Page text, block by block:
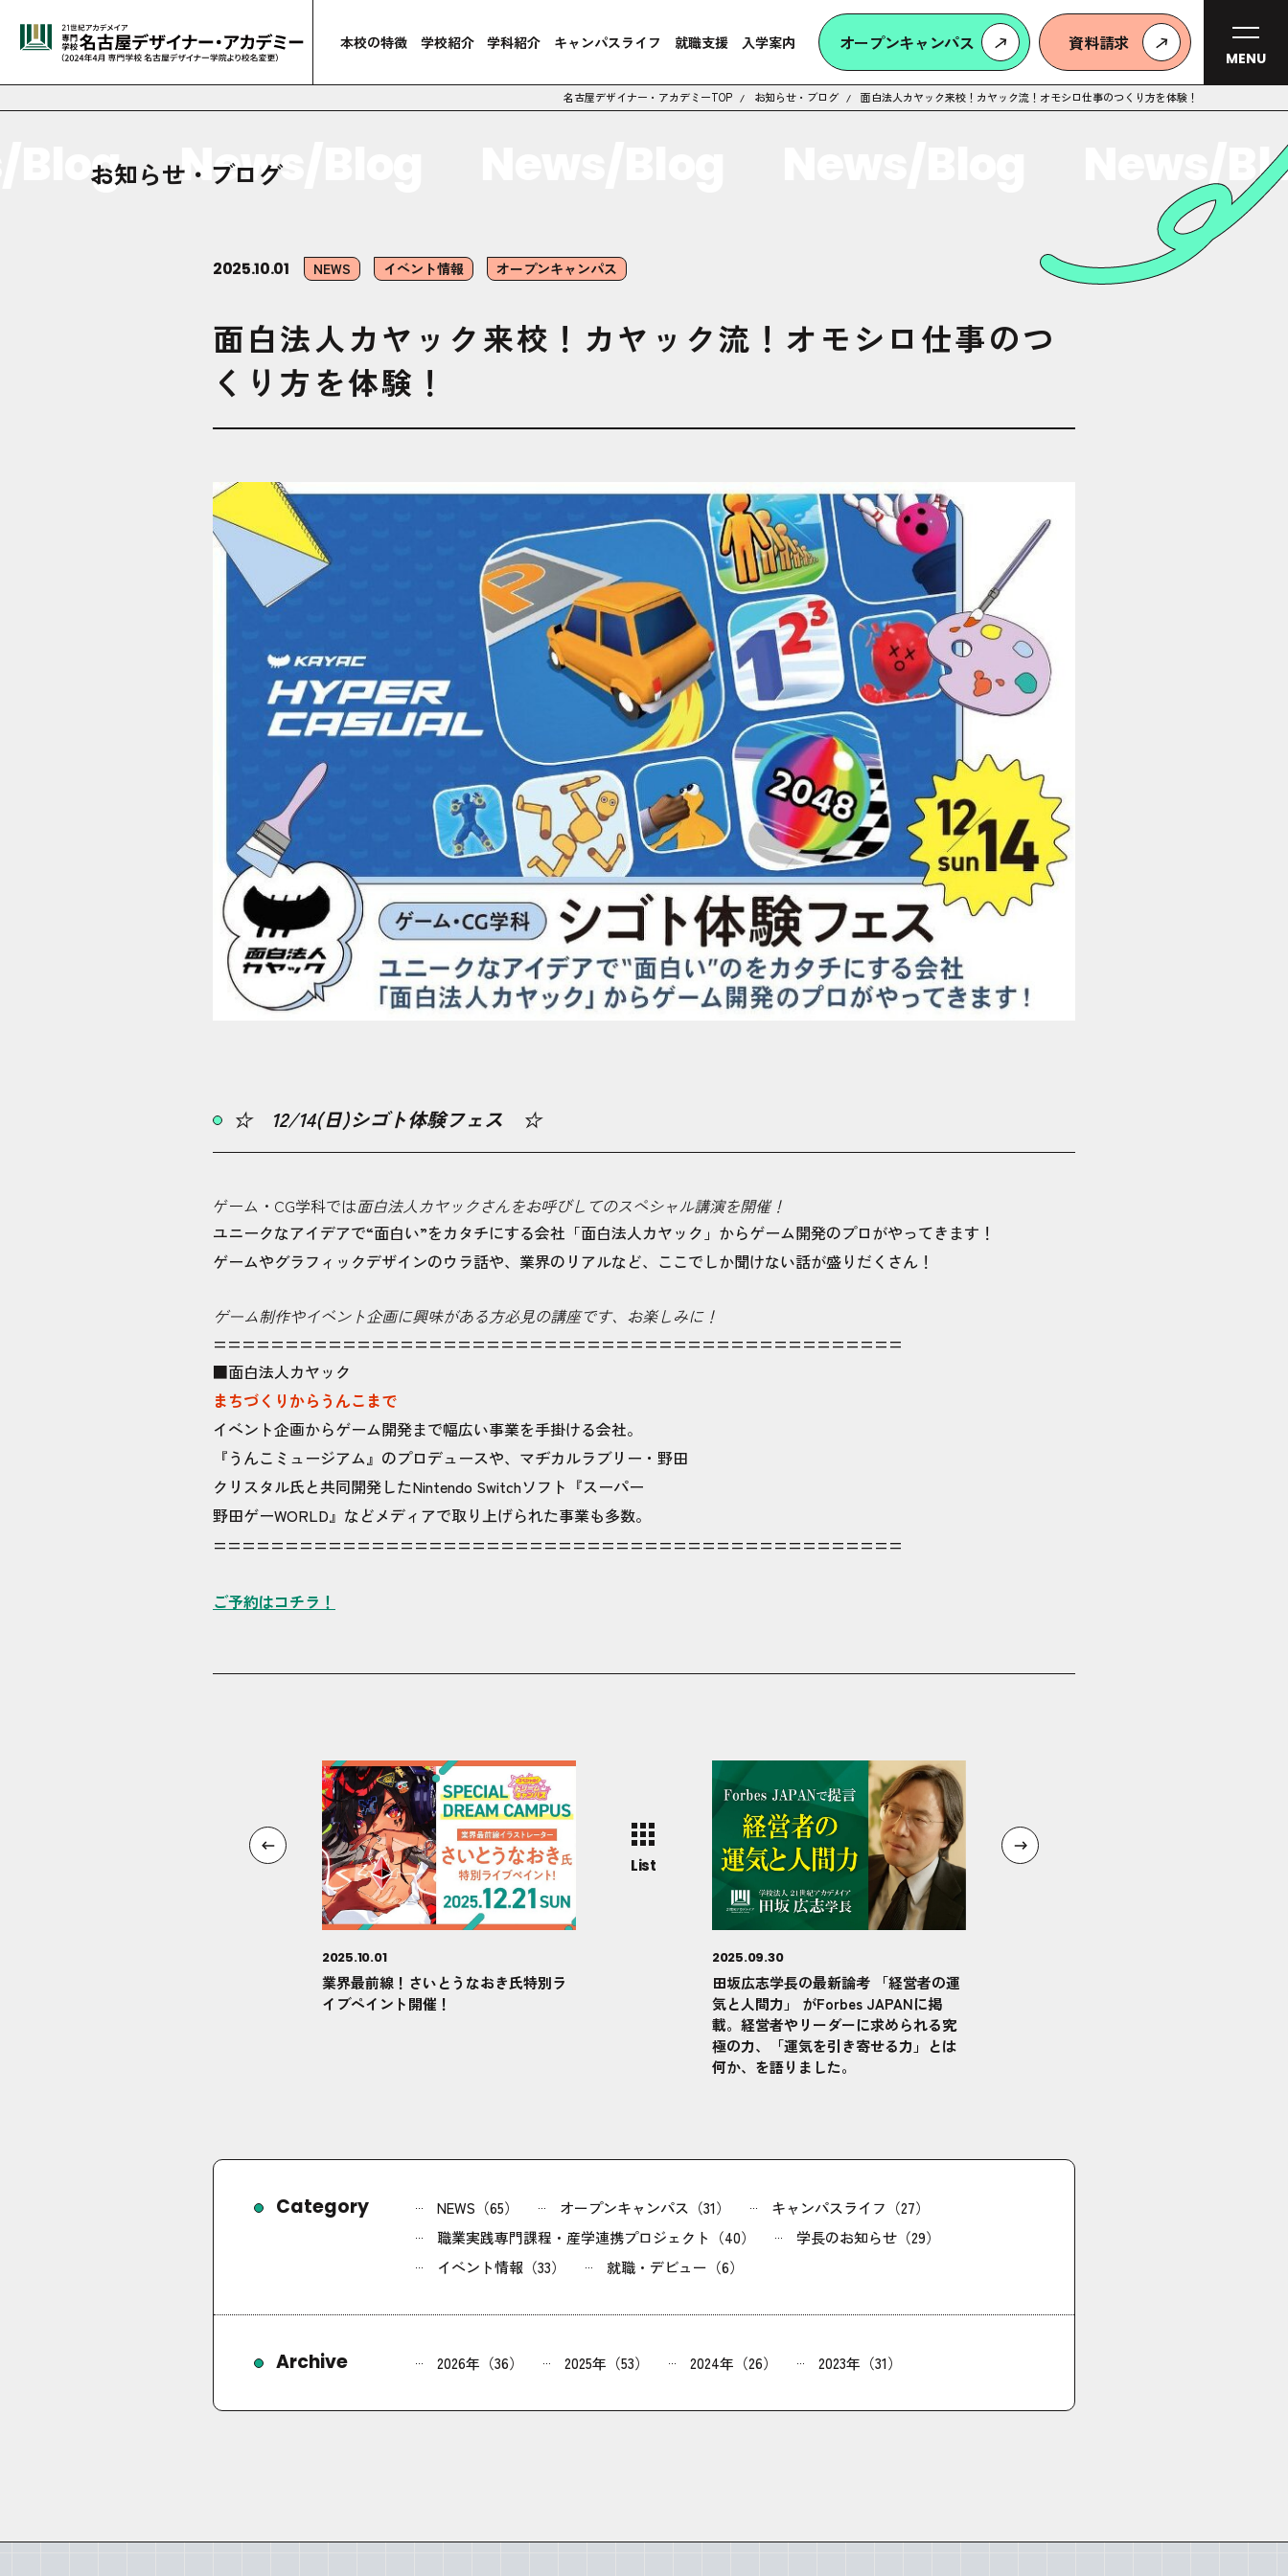
本校の特徴 学校紹介 学科紹介 キャンパスライフ 就職支援 入学案内 オープンキャンパス 資料請求
MENU
名古屋デザイナー・アカデミーTOP お知らせ・ブログ 面白法人カヤック来校！カヤック流！オモシロ仕事のつくり方を体験！
News/Blog News/
お知らせ・ブログ
2025.10.01 NEWS イベント情報 オープンキャンパス
面白法人カヤック来校！カヤック流！オモシロ仕事のつ
くり方を体験！
☆ 12/14(日)シゴト体験フェス ☆
ゲーム・CG学科では面白法人カヤックさんをお呼びしてのスペシャル講演を開催！
ユニークなアイデアで“面白い”をカタチにする会社「面白法人カヤック」からゲーム開発のプロがやってきます！
ゲームやグラフィックデザインのウラ話や、業界のリアルなど、ここでしか聞けない話が盛りだくさん！
ゲーム制作やイベント企画に興味がある方必見の講座です、お楽しみに！
================================================
■面白法人カヤック
まちづくりからうんこまで
イベント企画からゲーム開発まで幅広い事業を手掛ける会社。
『うんこミュージアム』のプロデュースや、マヂカルラブリー・野田
クリスタル氏と共同開発したNintendo Switchソフト『スーパー
野田ゲーWORLD』などメディアで取り上げられた事業も多数。
================================================
ご予約はコチラ！
2025.10.01
業界最前線！さいとうなおき氏特別ラ
イブペイント開催！
List
2025.09.30
田坂広志学長の最新論考 「経営者の運
気と人間力」 がForbes JAPANに掲
載。経営者やリーダーに求められる究
極の力、「運気を引き寄せる力」とは
何か、を語りました。
Category NEWS（65） オープンキャンパス（31）
キャンパスライフ（27）
職業実践専門課程・産学連携プロジェクト（40）
学長のお知らせ（29）
イベント情報（33）
就職・デビュー（6）
Archive 2026年（36） 2025年（53） 2024年（26） 2023年（31）